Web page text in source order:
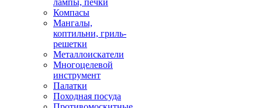
лампы, печки
Компасы
Мангалы,
коптильни, гриль-
решетки
Металлоискатели
Многоцелевой
инструмент
Палатки
Походная посуда